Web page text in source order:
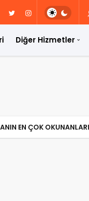
Diğer Hizmetler
EN ÇOK OKUNANLARI